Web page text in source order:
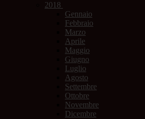
2018
Gennaio
Febbraio
Marzo
Aprile
Maggio
Giugno
Luglio
Agosto
Settembre
Ottobre
Novembre
Dicembre